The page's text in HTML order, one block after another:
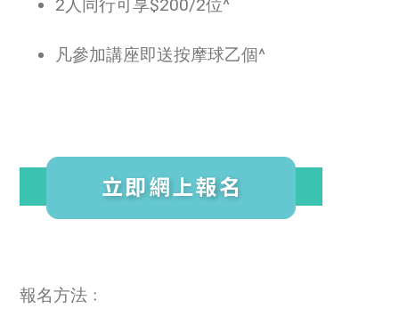
2人同行可享$200/2位^
凡參加講座即送按摩球乙個^
報名方法﹕